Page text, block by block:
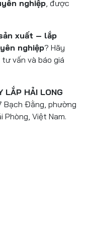
nghiệp , được
xuất – lắp
nghiệp? Hãy
vấn và báo giá
LẮP HẢI LONG
Bạch Đằng, phường
Phòng, Việt Nam.